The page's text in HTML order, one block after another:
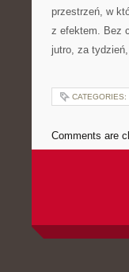
przestrzeń, w
z efektem. Bez
jutro, za
CATEGORIES:
Comments are